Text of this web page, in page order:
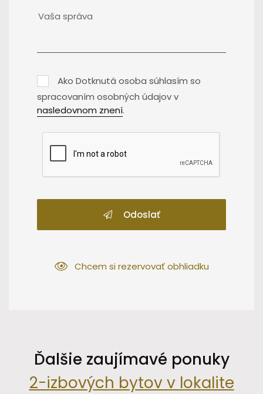
Ako Dotknutá osoba súhlasím so
spracovaním osobných údajov v
nasledovnom znení.
Odoslať
Chcem si rezervovať obhliadku
Ďalšie zaujímavé ponuky
2-izbových bytov v lokalite